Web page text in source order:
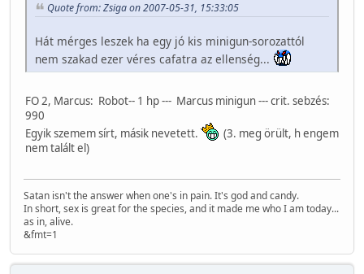
Quote from: Zsiga on 2007-05-31, 15:33:05
Hát mérges leszek ha egy jó kis minigun-sorozattól
nem szakad ezer véres cafatra az ellenség...
FO 2, Marcus: Robot-- 1 hp --- Marcus minigun --- crit. sebzés:
990
Egyik szemem sírt, másik nevetett.
(3. meg örült, h engem
nem talált el)
Satan isn't the answer when one's in pain. It's god and candy.
In short, sex is great for the species, and it made me who I am today...
as in, alive.
&fmt=1